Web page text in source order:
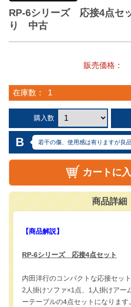
RP-6シリーズ 応接4点セ
り 中古
販売価格
在庫数： 1
購入数
B 若干の傷、使用感は有りますが良品
カートに
商品詳細
【商品解説】
RP-6シリーズ 応接4点セット
内田洋行のコンパクトな応接セット
2人掛けソファ×1点、1人掛けアー
ーテーブルの4点セットになります。